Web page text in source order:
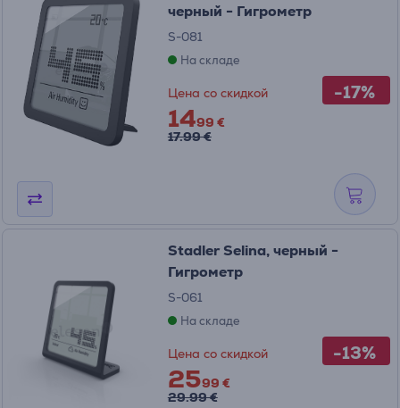
-17%
черный - Гигрометр
S-081
На складе
Цена со скидкой
1499 €
17.99 €
-13%
Stadler Selina, черный -
Гигрометр
S-061
На складе
Цена со скидкой
2599 €
29.99 €